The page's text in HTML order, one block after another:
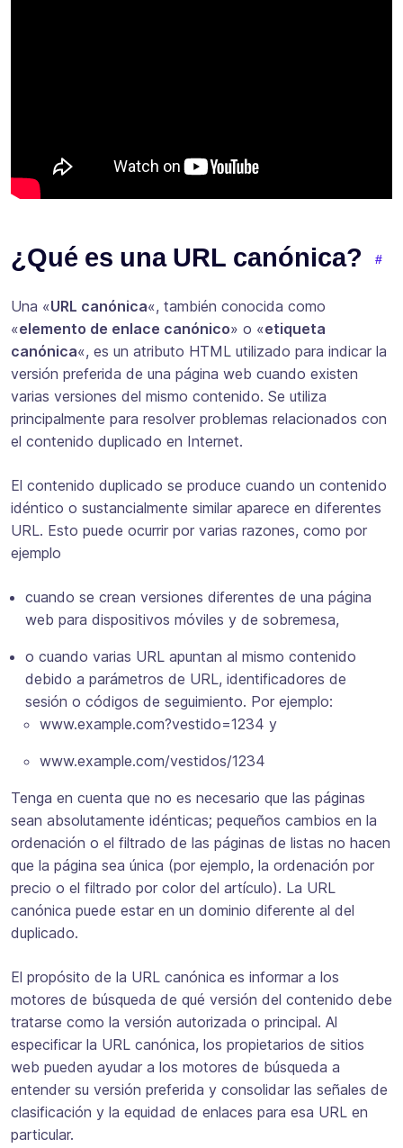
¿Qué es una URL canónica?
Una «URL canónica«, también conocida como
«elemento de enlace canónico» o «etiqueta
canónica«, es un atributo HTML utilizado para indicar la
versión preferida de una página web cuando existen
varias versiones del mismo contenido. Se utiliza
principalmente para resolver problemas relacionados con
el contenido duplicado en Internet.
El contenido duplicado se produce cuando un contenido
idéntico o sustancialmente similar aparece en diferentes
URL. Esto puede ocurrir por varias razones, como por
ejemplo
cuando se crean versiones diferentes de una página
web para dispositivos móviles y de sobremesa,
o cuando varias URL apuntan al mismo contenido
debido a parámetros de URL, identificadores de
sesión o códigos de seguimiento. Por ejemplo:
www.example.com?vestido=1234 y
www.example.com/vestidos/1234
Tenga en cuenta que no es necesario que las páginas
sean absolutamente idénticas; pequeños cambios en la
ordenación o el filtrado de las páginas de listas no hacen
que la página sea única (por ejemplo, la ordenación por
precio o el filtrado por color del artículo). La URL
canónica puede estar en un dominio diferente al del
duplicado.
El propósito de la URL canónica es informar a los
motores de búsqueda de qué versión del contenido debe
tratarse como la versión autorizada o principal. Al
especificar la URL canónica, los propietarios de sitios
web pueden ayudar a los motores de búsqueda a
entender su versión preferida y consolidar las señales de
clasificación y la equidad de enlaces para esa URL en
particular.